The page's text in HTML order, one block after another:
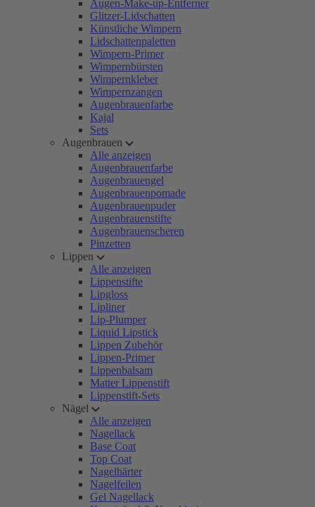
Augen-Make-up-Entferner
Glitzer-Lidschatten
Künstliche Wimpern
Lidschattenpaletten
Wimpern-Primer
Wimpernbürsten
Wimpernkleber
Wimpernzangen
Augenbrauenfarbe
Kajal
Sets
Augenbrauen
Alle anzeigen
Augenbrauenfarbe
Augenbrauengel
Augenbrauenpomade
Augenbrauenpuder
Augenbrauenstifte
Augenbrauenscheren
Pinzetten
Lippen
Alle anzeigen
Lippenstifte
Lipgloss
Lipliner
Lip-Plumper
Liquid Lipstick
Lippen Zubehör
Lippen-Primer
Lippenbalsam
Matter Lippenstift
Lippenstift-Sets
Nägel
Alle anzeigen
Nagellack
Base Coat
Top Coat
Nagelhärter
Nagelfeilen
Gel Nagellack